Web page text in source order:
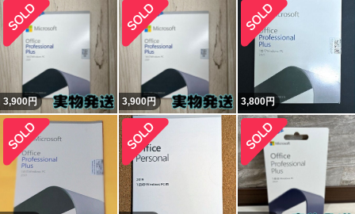
3,900円 3,900円 3,800円